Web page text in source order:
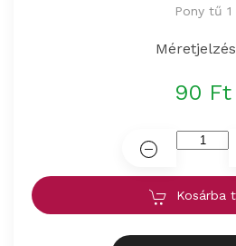
Pony tű 1
90 Ft
Kosárba